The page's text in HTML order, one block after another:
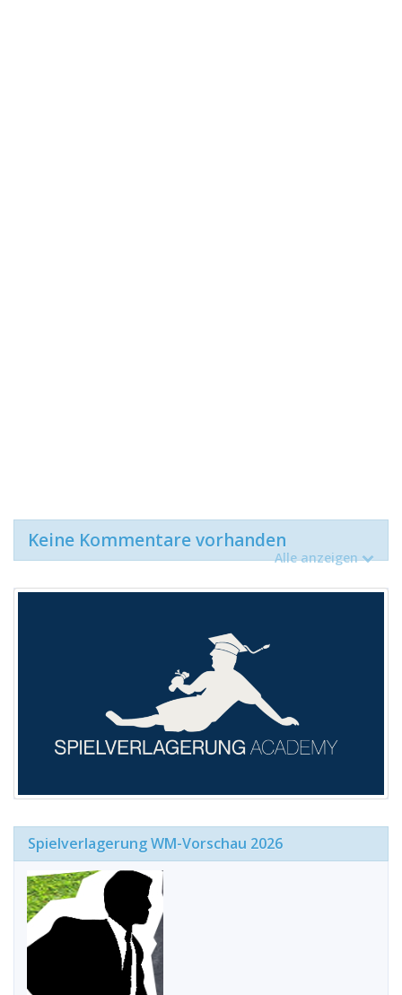
Keine Kommentare vorhanden
Alle anzeigen
Spielverlagerung WM-Vorschau 2026